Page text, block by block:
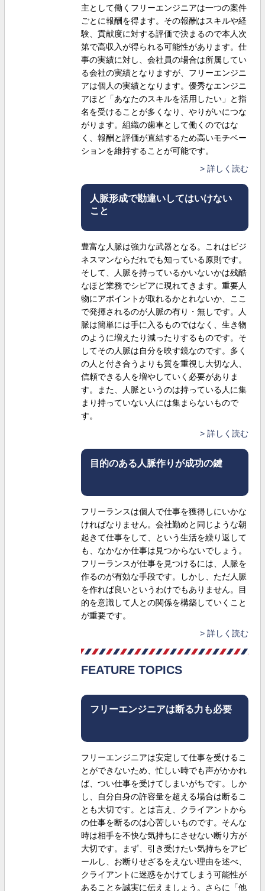
主として働くフリーエンジニアは一つの案件
ごとに報酬を得ます。その報酬はスキルや経
験、貢献度に対する評価で決まるので本人次
第で高収入が得られる可能性があります。仕
事の実績に対し、会社員の場合は所属してい
る会社の実績となりますが、フリーエンジニ
アは個人の実績となります。優秀なエンジニ
アほど「あなたのスキルを活用したい」と指
名を受けることが多くなり、やりがいにつな
がります。組織の歯車として働くのではな
く、報酬と評価が直結するため高いモチベー
ションを維持することが可能です。
詳しく読む
人脈形成で勘違いしてはいけない
こと
豊富な人脈は強力な武器となる。これはビジ
ネスマンならだれでも知っている原則です。
そして、人脈を持っているかいないかは残酷
なほど業務でシビアに現れてきます。重要人
物にアポイントが取れるかとれないか、ここ
で発揮されるのが人脈の有り・無しです。人
脈は簡単には手に入るものではなく、生き物
のように増えたり減ったりするものです。そ
してその人脈は自分を映す鏡なのです。多く
の人と付き合うよりも質を重視し大切な人、
信頼できる人を増やしていく必要がありま
す。また、人脈というのは持っている人に集
まり持っていない人には集まらないもので
す。
詳しく読む
目的のある人脈作りが成功の鍵
フリーランスは個人で仕事を獲得しにいかな
ければなりません。会社勤めと同じような朝
起きて仕事をして、という生活を繰り返して
も、なかなか仕事は見つからないでしょう。
フリーランスが仕事を見つけるには、人脈を
作るのが有効な手段です。しかし、ただ人脈
を作れば良いというわけでもありません。目
的を意識して人との関係を構築していくこと
が重要です。
詳しく読む
FEATURE TOPICS
フリーエンジニアは断る力も必要
フリーエンジニアは安定して仕事を受けるこ
とができないため、忙しい時でも声がかかれ
ば、つい仕事を受けてしまいがちです。しか
し、自分自身の許容量を超える場合は断るこ
とも大切です。とは言え、クライアントから
の仕事を断るのは心苦しいものです。そんな
時は相手を不快な気持ちにさせない断り方が
大切です。まず、引き受けたい気持ちをアピ
ールし、お断りせざるをえない理由を述べ、
クライアントに迷惑をかけてしまう可能性が
あることを誠実に伝えましょう。さらに「他